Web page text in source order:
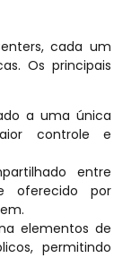
cada um
Os principais
a uma única
controle e
entre
oferecido por
elementos de
permitindo